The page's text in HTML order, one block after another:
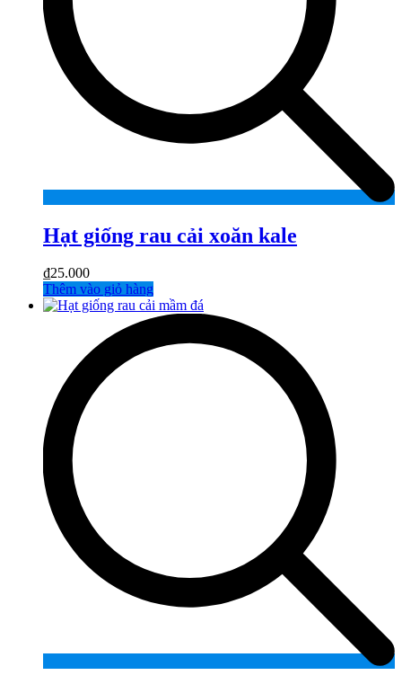
Hạt giống rau cải xoăn kale
₫25.000
Thêm vào giỏ hàng